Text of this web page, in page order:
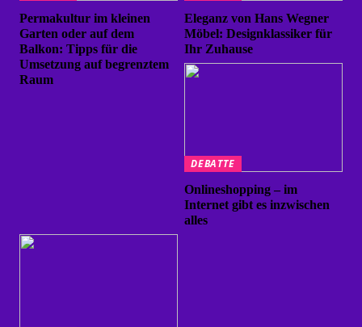
Permakultur im kleinen
Garten oder auf dem
Balkon: Tipps für die
Umsetzung auf begrenztem
Raum
Eleganz von Hans Wegner
Möbel: Designklassiker für
Ihr Zuhause
DEBATTE
Onlineshopping – im
Internet gibt es inzwischen
alles